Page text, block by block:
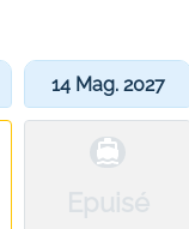
14 Mag. 2027